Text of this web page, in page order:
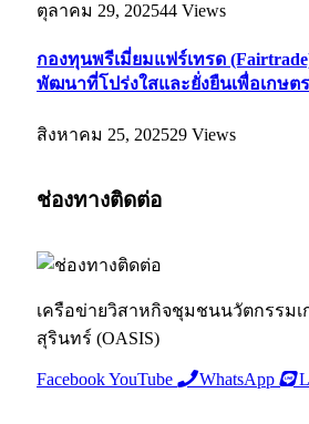
ตุลาคม 29, 202544 Views
กองทุนพรีเมี่ยมแฟร์เทรด
พัฒนาที่โปร่งใสและยั่งยืนเพื่อเกษต
สิงหาคม 25, 202529 Views
ช่องทางติดต่อ
เครือข่ายวิสาหกิจชุมชนนวัตกรรม
สุรินทร์ (OASIS)
FacebookYouTube WhatsApp